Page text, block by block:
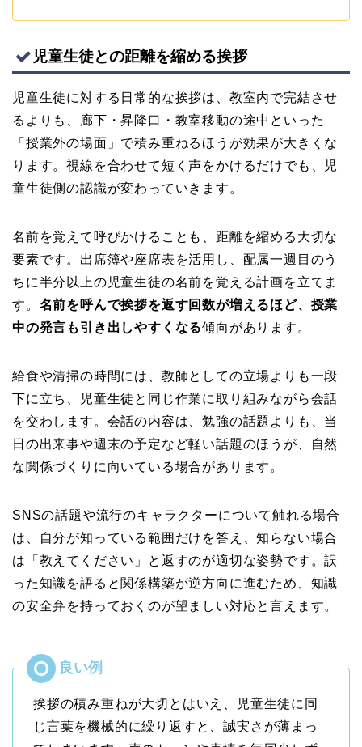
児童生徒との距離を縮める挨拶
児童生徒に対する日常的な挨拶は、教室内で完結させ
るよりも、廊下・昇降口・教室移動の途中といった
「授業外の場面」で積み重ねるほうが効果が大きくな
ります。視線を合わせて短く声をかけるだけでも、児
童生徒側の認識が変わっていきます。
名前を覚えて呼びかけることも、距離を縮める大切な
要素です。出席簿や座席表を活用し、配属一週目のう
ちに半分以上の児童生徒の名前を覚える計画を立てま
す。 名前を呼んで挨拶を返す回数が増えるほど、授業
中の発言も引き出しやすくなる傾向があります。
給食や清掃の時間には、教師としての立場よりも一段
下に立ち、児童生徒と同じ作業に取り組みながら会話
を交わします。会話の内容は、勉強の話題よりも、当
日の出来事や週末の予定など軽い話題のほうが、自然
な関係づくりに向いている場合があります。
SNSの話題や流行のキャラクターについて触れる場合
は、自分が知っている範囲だけを答え、知らない場合
は「教えてください」と返すのが適切な姿勢です。誤
った知識を語ると関係構築が逆方向に進むため、知識
の安全弁を持っておくのが望ましい対応と言えます。
挨拶の積み重ねが大切とはいえ、児童生徒に同
じ言葉を機械的に繰り返すと、誠実さが薄まっ